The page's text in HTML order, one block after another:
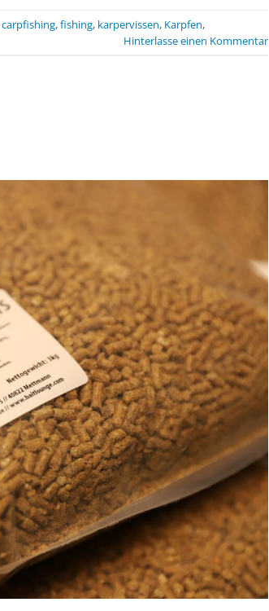
carpfishing,fishing, karpervissen, Karpfen,
Hinterlasse einen Kommentar